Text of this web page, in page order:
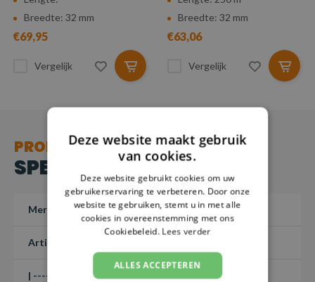
Breedte: 32 mm
€69,95
Vergelijk
Breedte: 32 mm
€63,06
Vergelijk
PRODUCT
SPECIFICATIES
Merk SafetyLoad
Artikelnummer
| ------ | BS
Deze website maakt gebruik
van cookies.
Deze website gebruikt cookies om uw
gebruikerservaring te verbeteren. Door onze
website te gebruiken, stemt u in met alle
cookies in overeenstemming met ons
Cookiebeleid. Lees verder
ALLES ACCEPTEREN